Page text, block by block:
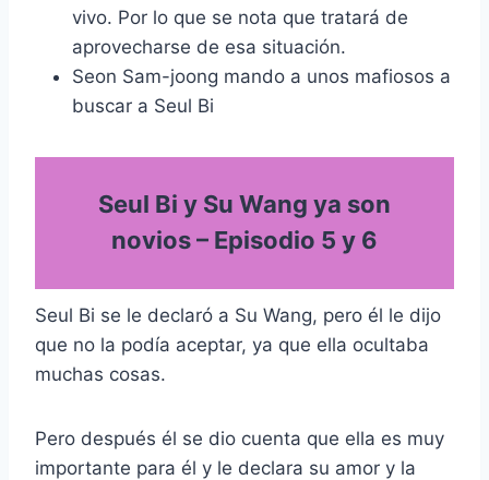
vivo. Por lo que se nota que tratará de
aprovecharse de esa situación.
Seon Sam-joong mando a unos mafiosos a
buscar a Seul Bi
Seul Bi y Su Wang ya son
novios – Episodio 5 y 6
Seul Bi se le declaró a Su Wang, pero él le dijo
que no la podía aceptar, ya que ella ocultaba
muchas cosas.
Pero después él se dio cuenta que ella es muy
importante para él y le declara su amor y la